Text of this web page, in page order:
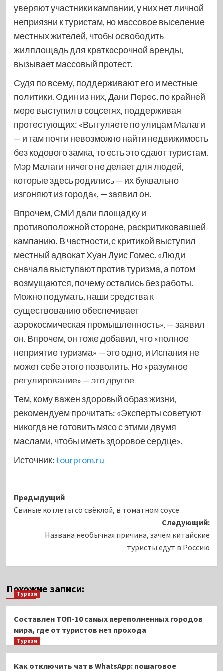
уверяют участники кампании, у них нет личной
неприязни к туристам, но массовое выселение
местных жителей, чтобы освободить
жилплощадь для краткосрочной аренды,
вызывает массовый протест.
Судя по всему, поддерживают его и местные
политики. Один из них, Дани Перес, по крайней
мере выступил в соцсетях, поддерживая
протестующих: «Вы гуляете по улицам Малаги
— и там почти невозможно найти недвижимость
без кодового замка, то есть это сдают туристам.
Мэр Малаги ничего не делает для людей,
которые здесь родились — их буквально
изгоняют из города», — заявил он.
Впрочем, СМИ дали площадку и
противоположной стороне, раскритиковавшей
кампанию. В частности, с критикой выступил
местный адвокат Хуан Луис Гомес. «Люди
сначала выступают против туризма, а потом
возмущаются, почему остались без работы.
Можно подумать, наши средства к
существованию обеспечивает
аэрокосмическая промышленность», — заявил
он. Впрочем, он тоже добавил, что «полное
неприятие туризма» — это одно, и Испания не
может себе этого позволить. Но «разумное
регулирование» — это другое.
Тем, кому важен здоровый образ жизни,
рекомендуем прочитать: «Эксперты советуют
никогда не готовить мясо с этими двумя
маслами, чтобы иметь здоровое сердце».
Источник:tourprom.ru
Навигация
записи
Предыдущий
Свиные котлеты со свёклой, в томатном соусе
Следующий:
Названа необычная причина, зачем китайские
туристы едут в Россию
Похожие записи:
Туризм
Составлен ТОП-10 самых переполненных городов
мира, где от туристов нет прохода
Туризм
Как отключить чат в WhatsApp: пошаговое